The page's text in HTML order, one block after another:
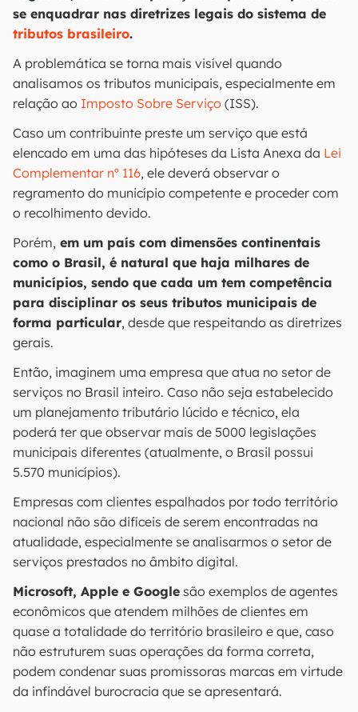
se enquadrar nas diretrizes legais do sistema de
tributos brasileiro.
A problemática se torna mais visível quando
analisamos os tributos municipais, especialmente em
relação ao Imposto Sobre Serviço (ISS).
Caso um contribuinte preste um serviço que está
elencado em uma das hipóteses da Lista Anexa da Lei
Complementar nº 116, ele deverá observar o
regramento do município competente e proceder com
o recolhimento devido.
Porém, em um país com dimensões continentais
como o Brasil, é natural que haja milhares de
municípios, sendo que cada um tem competência
para disciplinar os seus tributos municipais de
forma particular, desde que respeitando as diretrizes
gerais.
Então, imaginem uma empresa que atua no setor de
serviços no Brasil inteiro. Caso não seja estabelecido
um planejamento tributário lúcido e técnico, ela
poderá ter que observar mais de 5000 legislações
municipais diferentes (atualmente, o Brasil possui
5.570 municípios).
Empresas com clientes espalhados por todo território
nacional não são difíceis de serem encontradas na
atualidade, especialmente se analisarmos o setor de
serviços prestados no âmbito digital.
Microsoft, Apple e Google são exemplos de agentes
econômicos que atendem milhões de clientes em
quase a totalidade do território brasileiro e que, caso
não estruturem suas operações da forma correta,
podem condenar suas promissoras marcas em virtude
da infindável burocracia que se apresentará.